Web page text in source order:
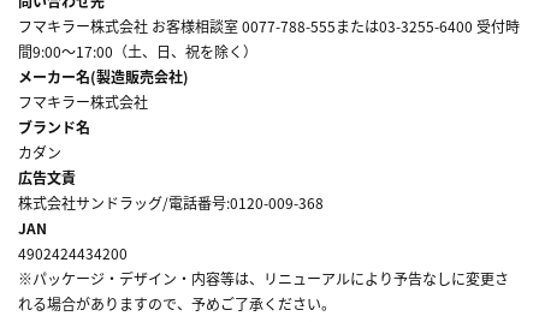
フマキラー株式会社 お客様相談室 0077-788-555または03-3255-6400 受付時
間9:00～17:00（土、日、祝を除く）
メーカー名(製造販売会社)
フマキラー株式会社
ブランド名
カダン
広告文責
株式会社サンドラッグ/電話番号:0120-009-368
JAN
4902424434200
※パッケージ・デザイン・内容等は、リニューアルにより予告なしに変更さ
れる場合がありますので、予めご了承ください。